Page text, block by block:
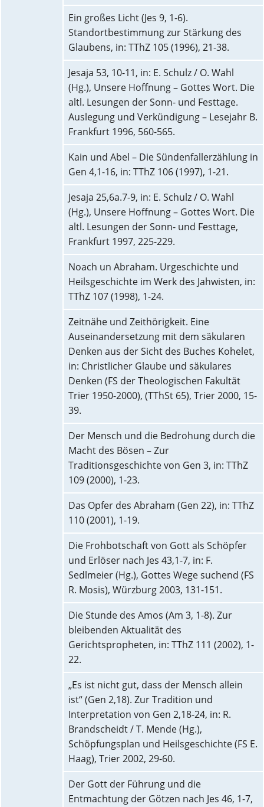
Ein großes Licht (Jes 9, 1-6).
Standortbestimmung zur Stärkung des
Glaubens, in: TThZ 105 (1996), 21-38.
Jesaja 53, 10-11, in: E. Schulz / O. Wahl
(Hg.), Unsere Hoffnung – Gottes Wort. Die
altl. Lesungen der Sonn- und Festtage.
Auslegung und Verkündigung – Lesejahr B.
Frankfurt 1996, 560-565.
Kain und Abel – Die Sündenfallerzählung in
Gen 4,1-16, in: TThZ 106 (1997), 1-21.
Jesaja 25,6a.7-9, in: E. Schulz / O. Wahl
(Hg.), Unsere Hoffnung – Gottes Wort. Die
altl. Lesungen der Sonn- und Festtage,
Frankfurt 1997, 225-229.
Noach un Abraham. Urgeschichte und
Heilsgeschichte im Werk des Jahwisten, in:
TThZ 107 (1998), 1-24.
Zeitnähe und Zeithörigkeit. Eine
Auseinandersetzung mit dem säkularen
Denken aus der Sicht des Buches Kohelet,
in: Christlicher Glaube und säkulares
Denken (FS der Theologischen Fakultät
Trier 1950-2000), (TThSt 65), Trier 2000, 15-
39.
Der Mensch und die Bedrohung durch die
Macht des Bösen – Zur
Traditionsgeschichte von Gen 3, in: TThZ
109 (2000), 1-23.
Das Opfer des Abraham (Gen 22), in: TThZ
110 (2001), 1-19.
Die Frohbotschaft von Gott als Schöpfer
und Erlöser nach Jes 43,1-7, in: F.
Sedlmeier (Hg.), Gottes Wege suchend (FS
R. Mosis), Würzburg 2003, 131-151.
Die Stunde des Amos (Am 3, 1-8). Zur
bleibenden Aktualität des
Gerichtspropheten, in: TThZ 111 (2002), 1-
22.
„Es ist nicht gut, dass der Mensch allein
ist“ (Gen 2,18). Zur Tradition und
Interpretation von Gen 2,18-24, in: R.
Brandscheidt / T. Mende (Hg.),
Schöpfungsplan und Heilsgeschichte (FS E.
Haag), Trier 2002, 29-60.
Der Gott der Führung und die
Entmachtung der Götzen nach Jes 46, 1-7,